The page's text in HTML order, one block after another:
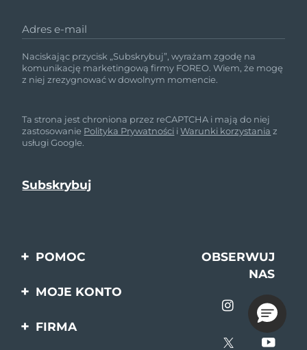
Adres e-mail
Naciskając przycisk „Subskrybuj”, wyrażam zgodę na
komunikację marketingową firmy FOREO. Wiem, że mogę
z niej zrezygnować w dowolnym momencie.
Ta strona jest chroniona przez reCAPTCHA i mają do niej
zastosowanie Polityka Prywatności iWarunki korzystania z
usługi Google.
POMOC
Kontakt
OBSERWUJ
NAS
MOJE KONTO
FIRMA